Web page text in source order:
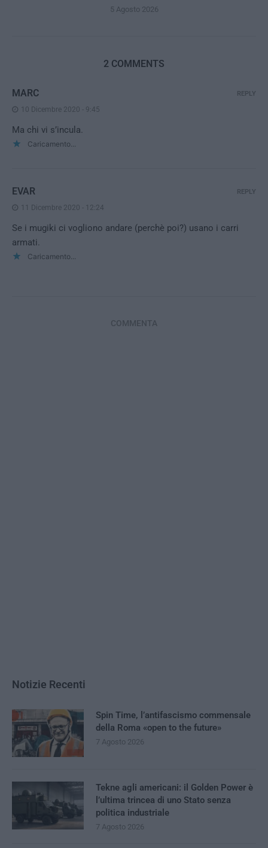
5 Agosto 2026
2 COMMENTS
MARC
10 Dicembre 2020 - 9:45
Ma chi vi s’incula.
Caricamento...
REPLY
EVAR
11 Dicembre 2020 - 12:24
Se i mugiki ci vogliono andare (perchè poi?) usano i carri
armati.
Caricamento...
REPLY
COMMENTA
Notizie Recenti
Spin Time, l’antifascismo commensale
della Roma «open to the future»
7 Agosto 2026
Tekne agli americani: il Golden Power è
l’ultima trincea di uno Stato senza
politica industriale
7 Agosto 2026